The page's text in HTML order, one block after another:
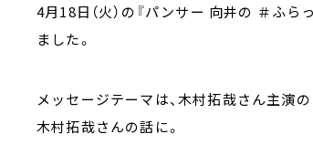
4月18日（火）の『パンサー 向井の ＃ふ
ました。
メッセージテーマは、木村拓哉さん主演の
木村拓哉さんの話に。